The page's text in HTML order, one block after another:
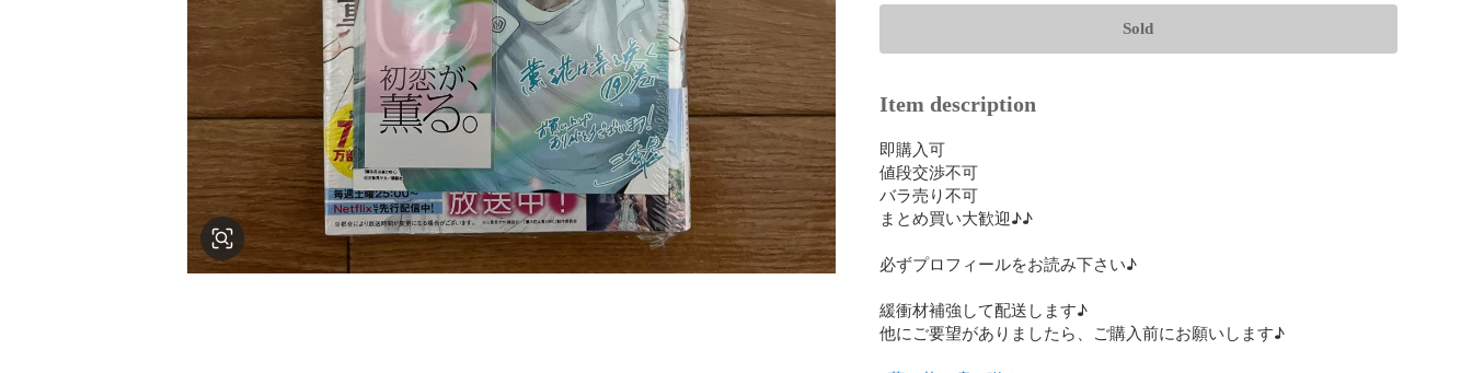
Sold
Item description
即購入可
値段交渉不可
バラ売り不可
まとめ買い大歓迎♪♪
必ずプロフィールをお読み下さい♪
緩衝材補強して配送します♪
他にご要望がありましたら、ご購入前にお願いします♪